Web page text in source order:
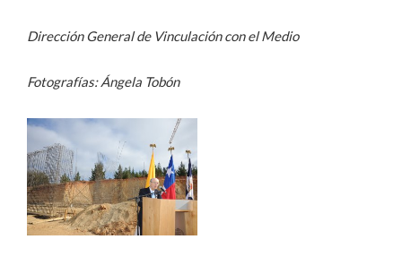
Dirección General de Vinculación con el Medio
Fotografías: Ángela Tobón